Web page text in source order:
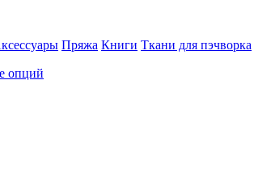
Пряжа Книги Ткани для пэчворка
опций